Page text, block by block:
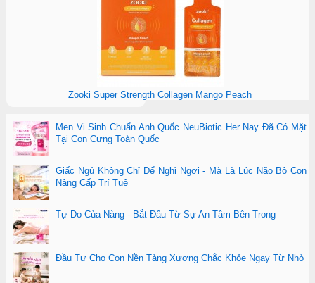
Zooki Super Strength Collagen Mango Peach
Men Vi Sinh Chuẩn Anh Quốc NeuBiotic Her Nay Đã Có Mặt
Tại Con Cưng Toàn Quốc
Giấc Ngủ Không Chỉ Để Nghỉ Ngơi - Mà Là Lúc Não Bộ Con
Nâng Cấp Trí Tuệ
Tự Do Của Nàng - Bắt Đầu Từ Sự An Tâm Bên Trong
Đầu Tư Cho Con Nền Tảng Xương Chắc Khỏe Ngay Từ Nhỏ